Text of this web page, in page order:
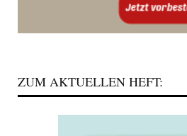
ZUM AKTUELLEN HEFT: